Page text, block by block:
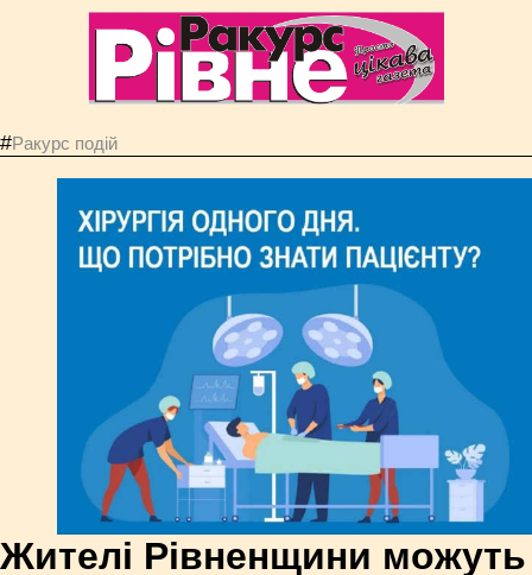
#Ракурс подій
Жителі Рівненщини можуть